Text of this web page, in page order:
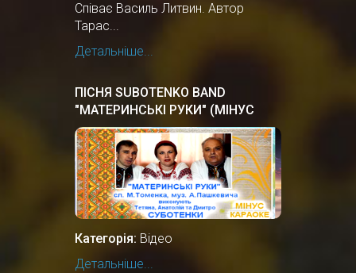
Співає Василь Литвин. Автор
Тарас...
Детальніше...
ПІСНЯ SUBOTENKO BAND
"МАТЕРИНСЬКІ РУКИ" (МІНУС
КАРАОКЕ)
Категорія: Відео
Детальніше...